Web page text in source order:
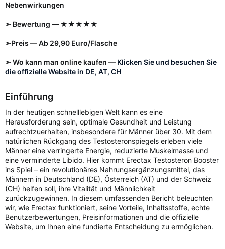
Nebenwirkungen
➢ Bewertung — ★★★★★
➢Preis — Ab 29,90 Euro/Flasche
➢ Wo kann man online kaufen — Klicken Sie und besuchen Sie
die offizielle Website in DE, AT, CH
Einführung
In der heutigen schnelllebigen Welt kann es eine
Herausforderung sein, optimale Gesundheit und Leistung
aufrechtzuerhalten, insbesondere für Männer über 30. Mit dem
natürlichen Rückgang des Testosteronspiegels erleben viele
Männer eine verringerte Energie, reduzierte Muskelmasse und
eine verminderte Libido. Hier kommt Erectax Testosteron Booster
ins Spiel – ein revolutionäres Nahrungsergänzungsmittel, das
Männern in Deutschland (DE), Österreich (AT) und der Schweiz
(CH) helfen soll, ihre Vitalität und Männlichkeit
zurückzugewinnen. In diesem umfassenden Bericht beleuchten
wir, wie Erectax funktioniert, seine Vorteile, Inhaltsstoffe, echte
Benutzerbewertungen, Preisinformationen und die offizielle
Website, um Ihnen eine fundierte Entscheidung zu ermöglichen.